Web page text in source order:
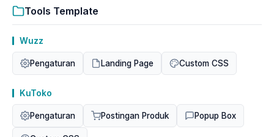
Tools Template
Wuzz
Pengaturan Landing Page Custom CSS
KuToko
Pengaturan Postingan Produk Popup Box